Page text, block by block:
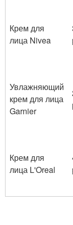
Крем для
лица Nivea
Увлажняющий
крем для лица
Garnier
Крем для
лица L'Oreal